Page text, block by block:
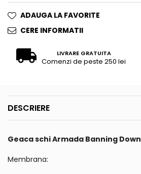
ADAUGA LA FAVORITE
CERE INFORMATII
LIVRARE GRATUITA
Comenzi de peste 250 lei
DESCRIERE
Geaca schi Armada Banning
Membrana: